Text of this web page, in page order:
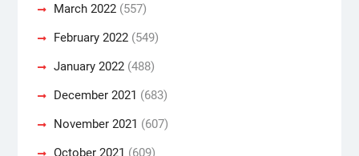
March 2022(557)
February 2022(549)
January 2022(488)
December 2021 (683)
November 2021 (607)
October 2021 (609)